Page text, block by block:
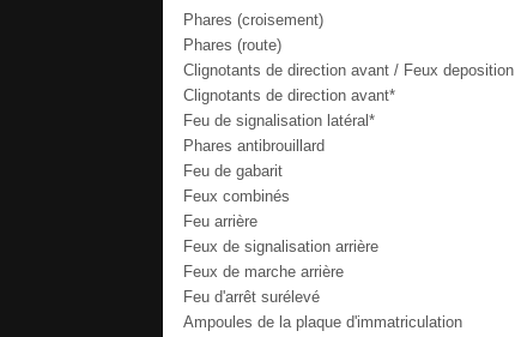
Phares (croisement)
Phares (route)
Clignotants de direction avant / Feux deposition
Clignotants de direction avant*
Feu de signalisation latéral*
Phares antibrouillard
Feu de gabarit
Feux combinés
Feu arrière
Feux de signalisation arrière
Feux de marche arrière
Feu d'arrêt surélevé
Ampoules de la plaque d'immatriculation